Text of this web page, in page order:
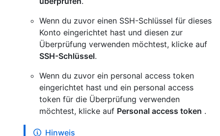
Wenn du zuvor einen SSH-Schlüssel für dieses
Konto eingerichtet hast und diesen zur
Überprüfung verwenden möchtest, klicke auf
SSH-Schlüssel.
Wenn du zuvor ein personal access token
eingerichtet hast und ein personal access
token für die Überprüfung verwenden
möchtest, klicke auf Personal access token .
Hinweis